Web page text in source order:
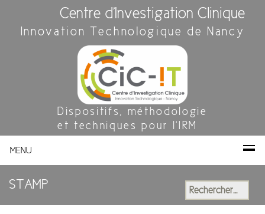
Centre d'Investigation Clinique
Innovation Technologique de Nancy
Dispositifs, méthodologie
et techniques pour l'IRM
MENU
STAMP Rechercher :